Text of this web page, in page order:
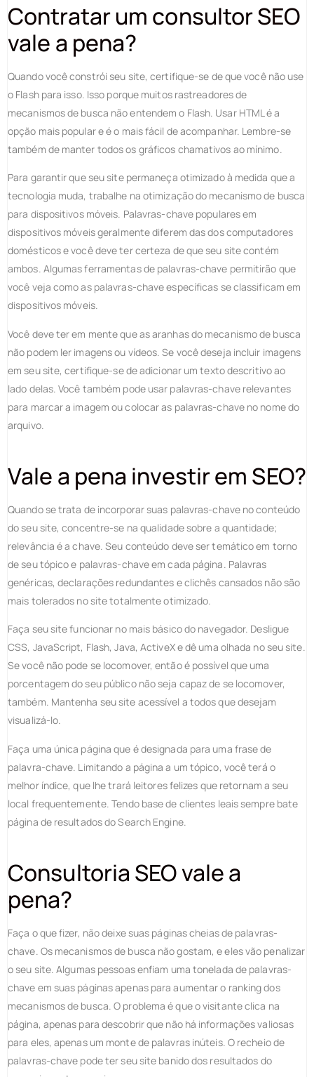
Contratar um consultor SEO
vale a pena?
Quando você constrói seu site, certifique-se de que você não use
o Flash para isso. Isso porque muitos rastreadores de
mecanismos de busca não entendem o Flash. Usar HTML é a
opção mais popular e é o mais fácil de acompanhar. Lembre-se
também de manter todos os gráficos chamativos ao mínimo.
Para garantir que seu site permaneça otimizado à medida que a
tecnologia muda, trabalhe na otimização do mecanismo de busca
para dispositivos móveis. Palavras-chave populares em
dispositivos móveis geralmente diferem das dos computadores
domésticos e você deve ter certeza de que seu site contém
ambos. Algumas ferramentas de palavras-chave permitirão que
você veja como as palavras-chave específicas se classificam em
dispositivos móveis.
Você deve ter em mente que as aranhas do mecanismo de busca
não podem ler imagens ou vídeos. Se você deseja incluir imagens
em seu site, certifique-se de adicionar um texto descritivo ao
lado delas. Você também pode usar palavras-chave relevantes
para marcar a imagem ou colocar as palavras-chave no nome do
arquivo.
Vale a pena investir em SEO?
Quando se trata de incorporar suas palavras-chave no conteúdo
do seu site, concentre-se na qualidade sobre a quantidade;
relevância é a chave. Seu conteúdo deve ser temático em torno
de seu tópico e palavras-chave em cada página. Palavras
genéricas, declarações redundantes e clichês cansados não são
mais tolerados no site totalmente otimizado.
Faça seu site funcionar no mais básico do navegador. Desligue
CSS, JavaScript, Flash, Java, ActiveX e dê uma olhada no seu site.
Se você não pode se locomover, então é possível que uma
porcentagem do seu público não seja capaz de se locomover,
também. Mantenha seu site acessível a todos que desejam
visualizá-lo.
Faça uma única página que é designada para uma frase de
palavra-chave. Limitando a página a um tópico, você terá o
melhor índice, que lhe trará leitores felizes que retornam a seu
local frequentemente. Tendo base de clientes leais sempre bate
página de resultados do Search Engine.
Consultoria SEO vale a
pena?
Faça o que fizer, não deixe suas páginas cheias de palavras-
chave. Os mecanismos de busca não gostam, e eles vão penalizar
o seu site. Algumas pessoas enfiam uma tonelada de palavras-
chave em suas páginas apenas para aumentar o ranking dos
mecanismos de busca. O problema é que o visitante clica na
página, apenas para descobrir que não há informações valiosas
para eles, apenas um monte de palavras inúteis. O recheio de
palavras-chave pode ter seu site banido dos resultados do